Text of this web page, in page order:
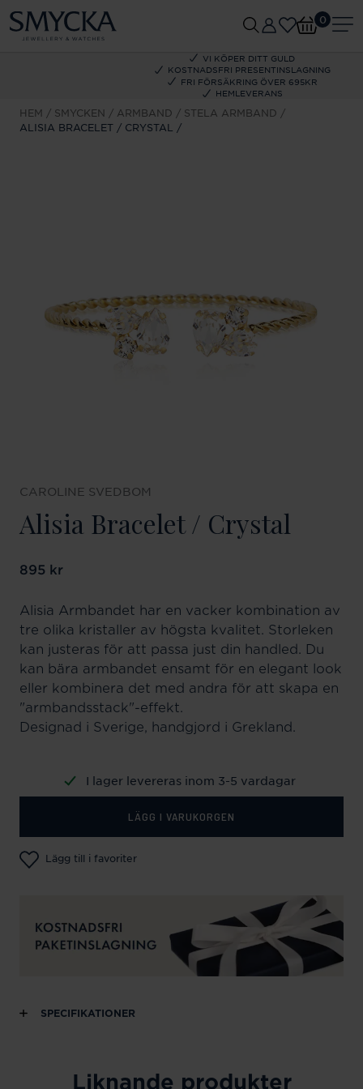
VI KÖPER DITT GULD
KOSTNADSFRI PRESENTINSLAGNING
FRI FÖRSÄKRING ÖVER 695KR
HEMLEVERANS
0
HEM SMYCKEN ARMBAND
STELA ARMBAND
ALISIA BRACELET / CRYSTAL
CAROLINE SVEDBOM
Alisia Bracelet / Crystal
Pris :895 kr
895 kr
Alisia Armbandet har en vacker kombination av
tre olika kristaller av högsta kvalitet. Storleken
kan justeras för att passa just din handled. Du
kan bära armbandet ensamt för en elegant look
eller kombinera det med andra för att skapa en
"armbandsstack"-effekt.
Designad i Sverige, handgjord i Grekland.
I lager levereras inom 3-5 vardagar
LÄGG I VARUKORGEN
Lägg till i favoriter
SPECIFIKATIONER
Liknande produkter